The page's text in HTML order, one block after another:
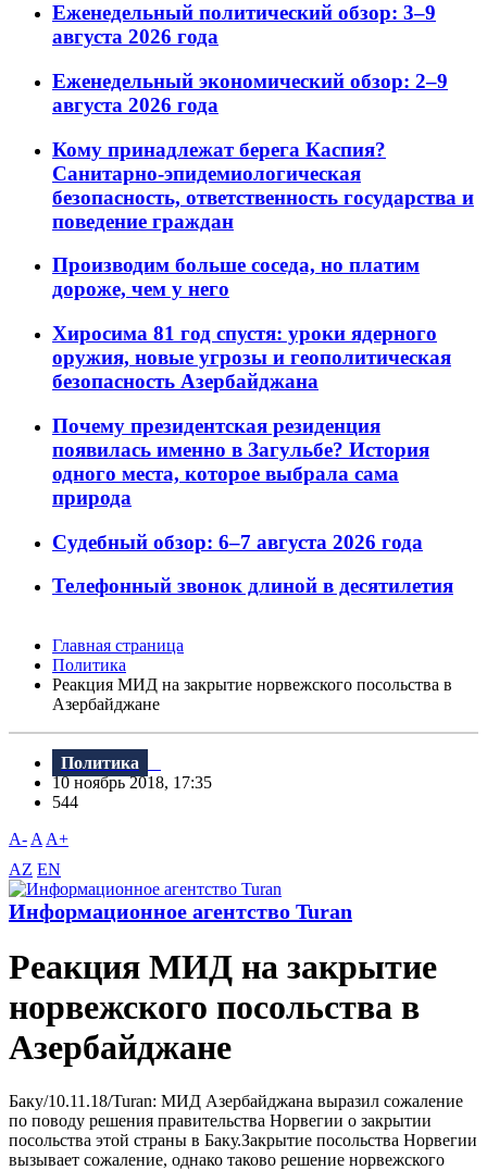
Еженедельный политический обзор: 3–9
августа 2026 года
Еженедельный экономический обзор: 2–9
августа 2026 года
Кому принадлежат берега Каспия?
Санитарно-эпидемиологическая
безопасность, ответственность государства и
поведение граждан
Производим больше соседа, но платим
дороже, чем у него
Хиросима 81 год спустя: уроки ядерного
оружия, новые угрозы и геополитическая
безопасность Азербайджана
Почему президентская резиденция
появилась именно в Загульбе? История
одного места, которое выбрала сама
природа
Судебный обзор: 6–7 августа 2026 года
Телефонный звонок длиной в десятилетия
Главная страница
Политика
Реакция МИД на закрытие норвежского посольства в
Азербайджане
Политика
10 ноябрь 2018, 17:35
544
A- A A+
AZ EN
Информационное агентство Turan
Реакция МИД на закрытие
норвежского посольства в
Азербайджане
Баку/10.11.18/Turan: МИД Азербайджана выразил сожаление
по поводу решения правительства Норвегии о закрытии
посольства этой страны в Баку.Закрытие посольства Норвегии
вызывает сожаление, однако таково решение норвежского